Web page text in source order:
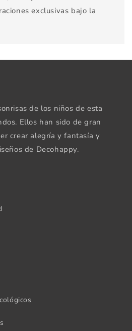
exclusivas bajo la
de los niños de esta
Ellos han sido de gran
crear alegría y fantasía y
de Decohappy.